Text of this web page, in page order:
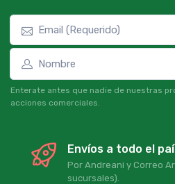
Enterate antes que nadie de nuestras
acciones comerciales.
Envíos a todo el
Por Andreani y Correo
sucursales).